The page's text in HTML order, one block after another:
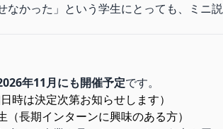
なかった」という学生にとっても、ミニ
年11月にも開催予定です。
時は決定次第お知らせします）
長期インターンに興味のある方）